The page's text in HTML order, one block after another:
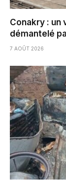
Conakry : un
démantelé
7 AOÛT 2026